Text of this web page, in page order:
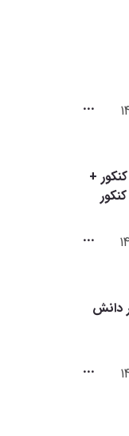
+
دانش